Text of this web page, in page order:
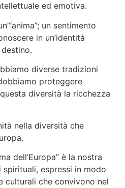
ed emotiva.
un sentimento
in un’identità
diverse tradizioni
proteggere
diversità la ricchezza
nella diversità che
dell’Europa” è la nostra
espressi in modo
culturali che convivono nel